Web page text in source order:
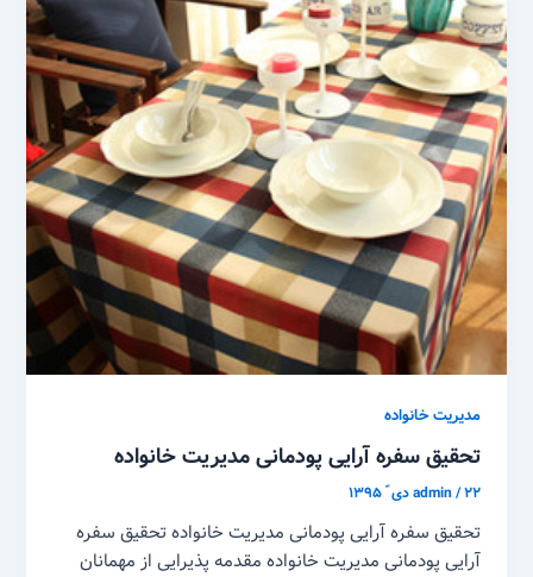
مدیریت خانواده
تحقیق سفره آرایی پودمانی مدیریت خانواده
admin/۲۲ دی ّ ۱۳۹۵
تحقیق سفره آرایی پودمانی مدیریت خانواده تحقیق سفره
آرایی پودمانی مدیریت خانواده مقدمه پذیرایی از مهمانان